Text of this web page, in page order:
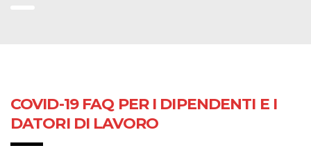
COVID-19 FAQ PER I DIPENDENTI E I
DATORI DI LAVORO